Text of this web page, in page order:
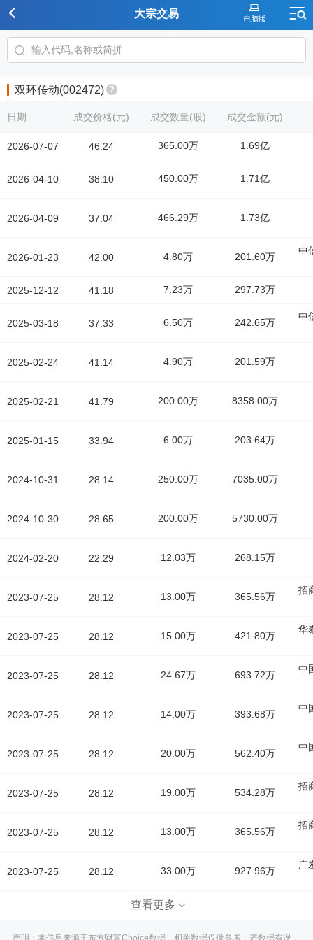
大宗交易
双环传动(002472)
日期
2026-07-07
2026-04-10
2026-04-09
2026-01-23
2025-12-12
2025-03-18
2025-02-24
2025-02-21
2025-01-15
2024-10-31
2024-10-30
2024-02-20
2023-07-25
2023-07-25
2023-07-25
2023-07-25
2023-07-25
2023-07-25
2023-07-25
2023-07-25
成交价格(元) 成交数量(股) 成交金额(元)
46.24 365.00万 1.69亿
38.10 450.00万 1.71亿
37.04 466.29万 1.73亿
42.00 4.80万 201.60万
中
41.18 7.23万 297.73万
37.33 6.50万 242.65万
中
41.14 4.90万 201.59万
41.79 200.00万 8358.00万
33.94 6.00万 203.64万
28.14 250.00万 7035.00万
28.65 200.00万 5730.00万
22.29 12.03万 268.15万
28.12 13.00万 365.56万
招
28.12 15.00万 421.80万
华
28.12 24.67万 693.72万
中
28.12 14.00万 393.68万
中
28.12 20.00万 562.40万
中
28.12 19.00万 534.28万
招
28.12 13.00万 365.56万
招
28.12 33.00万 927.96万
广
查看更多
声明：本信息来源于东方财富Choice数据，相关数据仅供参考，若数据有误，